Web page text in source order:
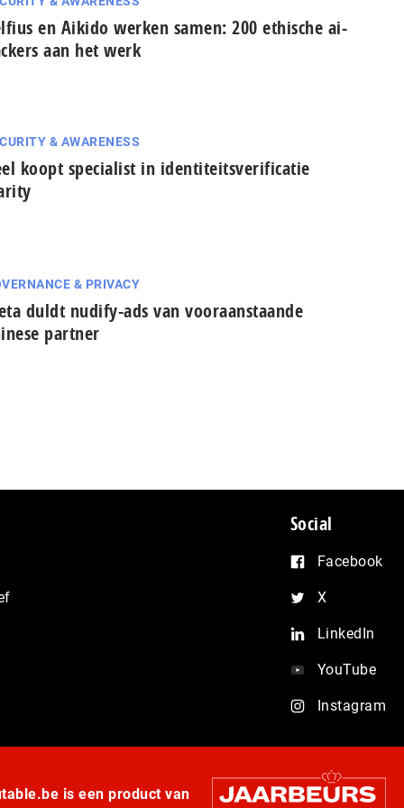
en Aikido werken samen: 200 ethische ai-
aan het werk
& AWARENESS
koopt specialist in identiteitsverificatie
& PRIVACY
duldt nudify-ads van vooraanstaande
partner
Social
Facebook
X
LinkedIn
YouTube
Instagram
is een product van